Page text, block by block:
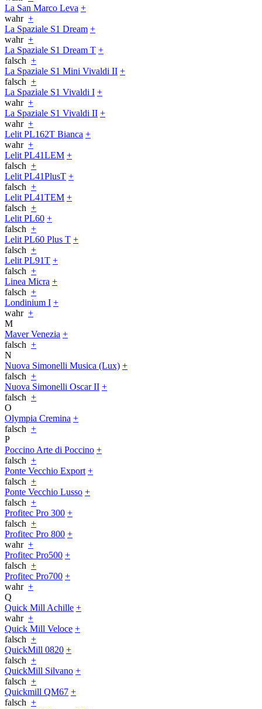
La San Marco Leva +
wahr +
La Spaziale S1 Dream +
wahr +
La Spaziale S1 Dream T +
falsch +
La Spaziale S1 Mini Vivaldi II +
falsch +
La Spaziale S1 Vivaldi I +
wahr +
La Spaziale S1 Vivaldi II +
wahr +
Lelit PL162T Bianca +
wahr +
Lelit PL41LEM +
falsch +
Lelit PL41PlusT +
falsch +
Lelit PL41TEM +
falsch +
Lelit PL60 +
falsch +
Lelit PL60 Plus T +
falsch +
Lelit PL91T +
falsch +
Linea Micra +
falsch +
Londinium I +
wahr +
M
Maver Venezia +
falsch +
N
Nuova Simonelli Musica (Lux) +
falsch +
Nuova Simonelli Oscar II +
falsch +
O
Olympia Cremina +
falsch +
P
Poccino Arte di Poccino +
falsch +
Ponte Vecchio Export +
falsch +
Ponte Vecchio Lusso +
falsch +
Profitec Pro 300 +
falsch +
Profitec Pro 800 +
wahr +
Profitec Pro500 +
falsch +
Profitec Pro700 +
wahr +
Q
Quick Mill Achille +
wahr +
Quick Mill Veloce +
falsch +
QuickMill 0820 +
falsch +
QuickMill Silvano +
falsch +
Quickmill QM67 +
falsch +